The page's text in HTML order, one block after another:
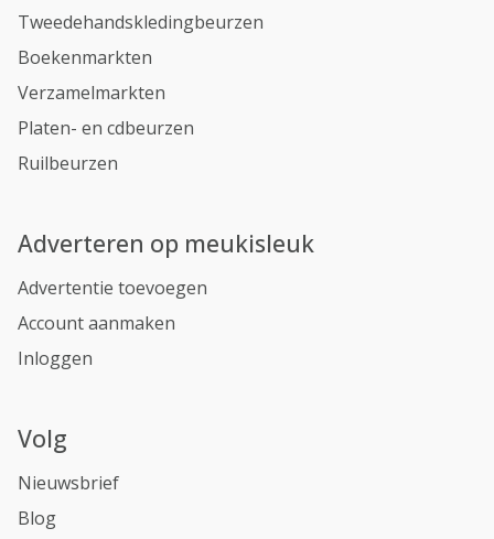
Tweedehandskledingbeurzen
Boekenmarkten
Verzamelmarkten
Platen- en cdbeurzen
Ruilbeurzen
Adverteren op meukisleuk
Advertentie toevoegen
Account aanmaken
Inloggen
Volg
Nieuwsbrief
Blog